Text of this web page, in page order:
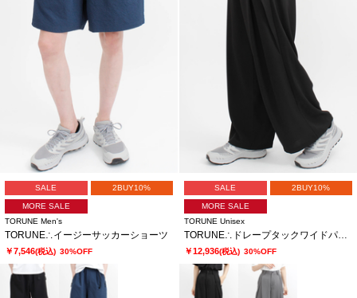
SALE 2BUY10%
MORE SALE
TORUNE Men's
TORUNE∴イージーサッカーショーツ
￥7,546(税込) 30%OFF
SALE 2BUY10%
MORE SALE
TORUNE Unisex
TORUNE∴ドレープタックワイドパンツ
￥12,936(税込) 30%OFF